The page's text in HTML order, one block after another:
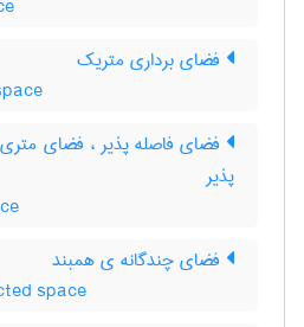
فضای برداری متریک
فضای فاصله پذیر ، فضای
پذیر
فضای چندگانه ی همبند
space